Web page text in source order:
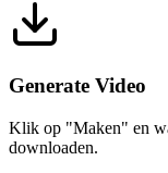
Generate Video
Klik op "Maken" en
downloaden.